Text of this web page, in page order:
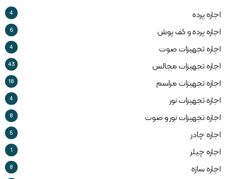
اجاره پرده 4
اجاره پرده و کف پوش 6
اجاره تجهیزات صوت 4
اجاره تجهیزات مجالس 43
اجاره تجهیزات مراسم 18
اجاره تجهیزات نور 4
اجاره تجهیزات نور و صوت 8
اجاره چادر 5
اجاره چیلر 1
اجاره سازه 8